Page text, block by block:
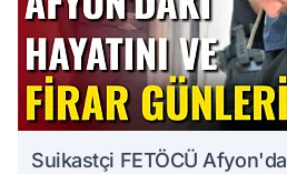
Suikastçi FETÖCÜ